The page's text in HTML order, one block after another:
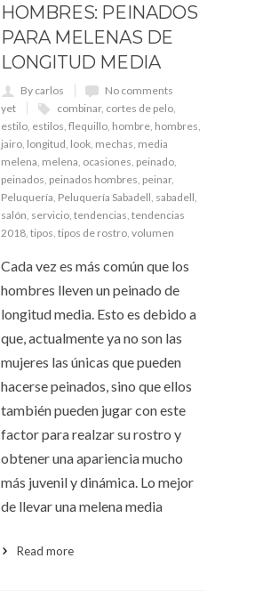
HOMBRES: PEINADOS
PARA MELENAS DE
LONGITUD MEDIA
By carlos
No comments
yet
combinar, cortes de pelo
estilo estilos flequillo hombre hombres
jairo longitud look mechas media
melena melena ocasiones peinado
peinados peinados hombres peinar,
Peluquería Peluquería Sabadell sabadell
salón servicio tendencias tendencias
2018 tipos tipos de rostro volumen
Cada vez es más común que los
hombres lleven un peinado de
longitud media. Esto es debido a
que, actualmente ya no son las
mujeres las únicas que pueden
hacerse peinados, sino que ellos
también pueden jugar con este
factor para realzar su rostro y
obtener una apariencia mucho
más juvenil y dinámica. Lo mejor
de llevar una melena media
Read more